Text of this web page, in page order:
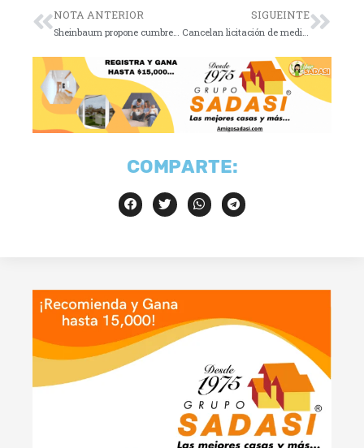
NOTA ANTERIOR SIGUEINTE
COMPARTE: